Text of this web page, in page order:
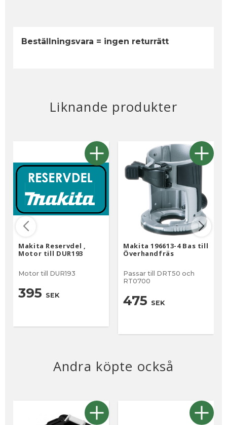
Beställningsvara = ingen returrätt
Liknande produkter
Makita Reservdel ,
Motor till DUR193
Motor till DUR193
395 SEK
Makita 196613-4 Bas till
Överhandfräs
Passar till DRT50 och
RT0700
475 SEK
Andra köpte också